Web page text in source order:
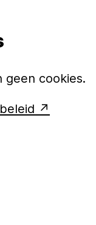
geen cookies.